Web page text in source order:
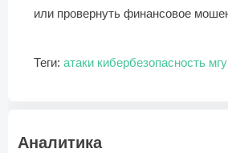
или провернуть финансовое
Теги: атаки кибербезопасность мгу
Аналитика